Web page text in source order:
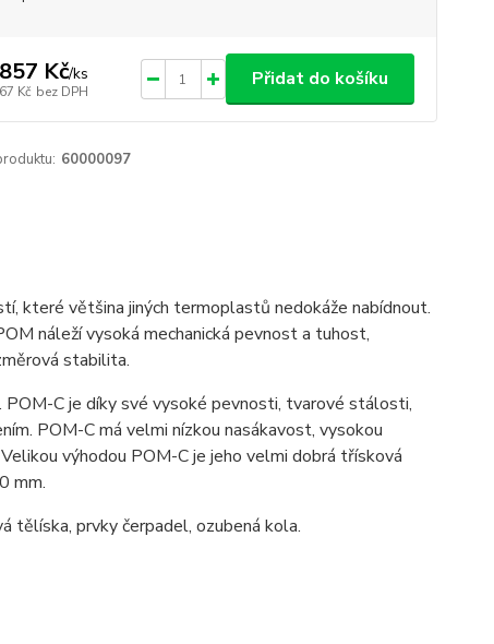
Kč/ks
Kč bez DPH
Přidat do košíku
60000097
které většina jiných termoplastů nedokáže nabídnout.
náleží vysoká mechanická pevnost a tuhost,
stabilita.
C je díky své vysoké pevnosti, tvarové stálosti,
POM-C má velmi nízkou nasákavost, vysokou
výhodou POM-C je jeho velmi dobrá třísková
mm.
tělíska, prvky čerpadel, ozubená kola.